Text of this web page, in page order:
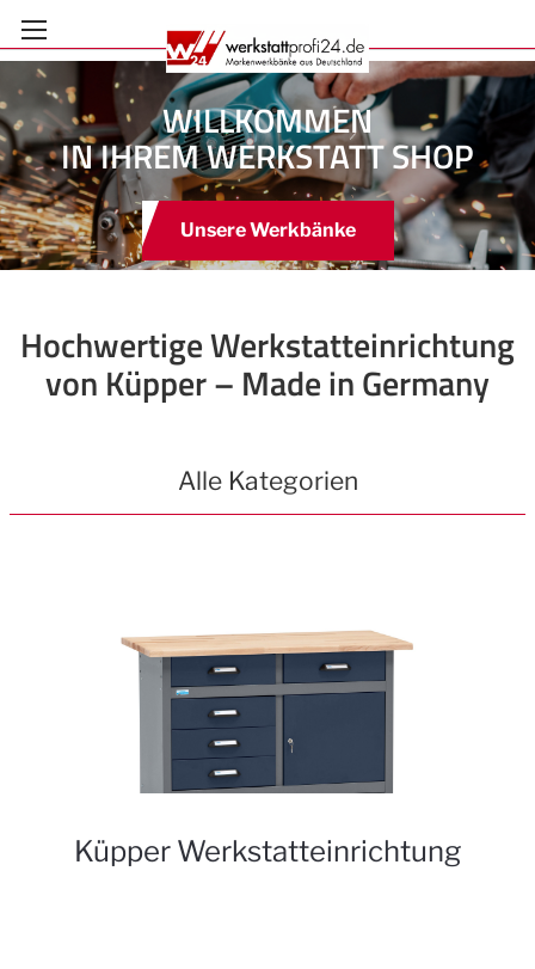
Inhalt
springen
WILLKOMMEN
IN IHREM WERKSTATT SHOP
Unsere Werkbänke
Hochwertige Werkstatteinrichtung
von Küpper – Made in Germany
Alle Kategorien
Küpper Werkstatteinrichtung